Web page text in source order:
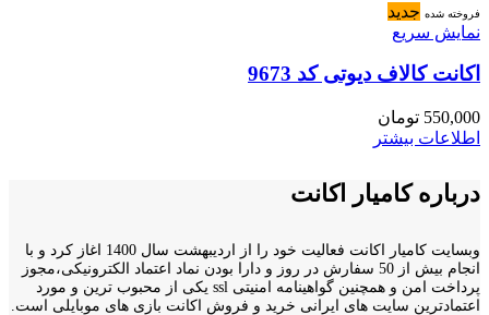
فروخته شده جدید
نمایش سریع
اکانت کالاف دیوتی کد 9673
550,000 تومان
اطلاعات بیشتر
درباره کامیار اکانت
وبسایت کامیار اکانت فعالیت خود را از اردیبهشت سال 1400 اغاز کرد و با
انجام بیش از 50 سفارش در روز و دارا بودن نماد اعتماد الکترونیکی،مجوز
پرداخت امن و همچنین گواهینامه امنیتی ssl یکی از محبوب ترین و مورد
اعتمادترین سایت های ایرانی خرید و فروش اکانت بازی های موبایلی است.